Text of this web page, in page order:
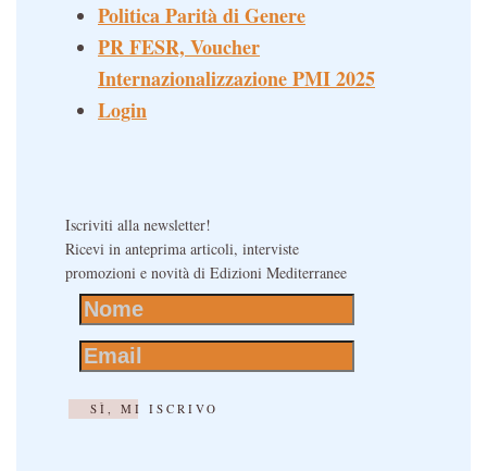
Politica Parità di Genere
PR FESR, Voucher
Internazionalizzazione PMI 2025
Login
Iscriviti alla newsletter!
Ricevi in anteprima articoli, interviste
promozioni e novità di Edizioni Mediterranee
SÌ, MI ISCRIVO